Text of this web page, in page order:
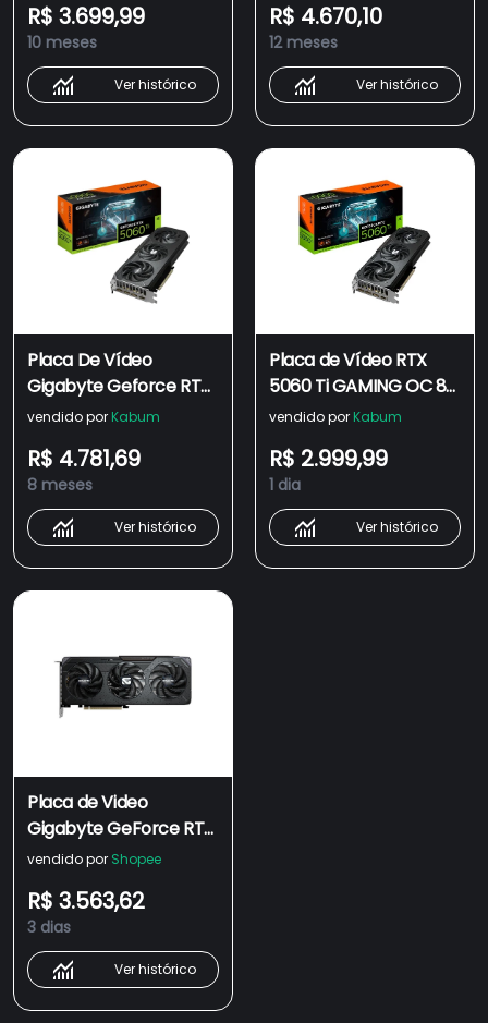
128bits, RGB, DLSS, Ray
Tracing - GV-
N506TGAMING OC-
16GD
R$ 3.699,99
10 meses
Ver histórico
GVN506TGAMING
OC16GD
R$ 4.670,10
12 meses
Ver histórico
Placa De Vídeo
Gigabyte Geforce RTX
5060 Ti Gaming Oc
Gv-n506tgaming Oc-
16gd
vendido por Kabum
R$ 4.781,69
8 meses
Ver histórico
Placa de Vídeo RTX
5060 Ti GAMING OC 8G
Gigabyte NVIDIA
128bits, DLSS, Ray
Tracing - GV-
N506TGAMING OC-
8GD
vendido por Kabum
R$ 2.999,99
1 dia
Ver histórico
Placa de Video
Gigabyte GeForce RTX
5060 Ti Gaming OC,
GV-N506TGAMING-
OC-8GD
vendido por Shopee
R$ 3.563,62
3 dias
Ver histórico